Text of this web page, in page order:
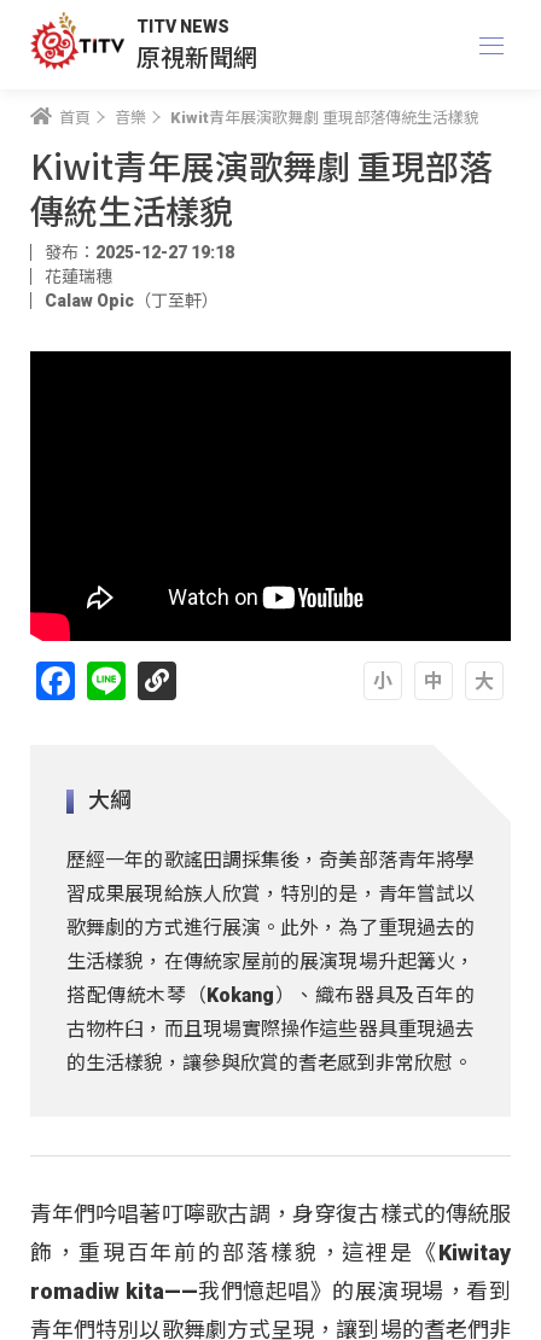
TITV NEWS
原視新聞網
首頁 音樂 Kiwit青年展演歌舞劇 重現部落傳統生活樣貌
Kiwit青年展演歌舞劇 重現部落
傳統生活樣貌
發布：2025-12-27 19:18
花蓮瑞穗
Calaw Opic（丁至軒）
Facebook
Line
大綱
歷經一年的歌謠田調採集後，奇美部落青年將學
習成果展現給族人欣賞，特別的是，青年嘗試以
歌舞劇的方式進行展演。此外，為了重現過去的
生活樣貌，在傳統家屋前的展演現場升起篝火，
搭配傳統木琴（Kokang）、織布器具及百年的
古物杵臼，而且現場實際操作這些器具重現過去
的生活樣貌，讓參與欣賞的耆老感到非常欣慰。
青年們吟唱著叮嚀歌古調，身穿復古樣式的傳統服
飾，重現百年前的部落樣貌，這裡是《Kiwitay
romadiw kita——我們憶起唱》的展演現場，看到
青年們特別以歌舞劇方式呈現，讓到場的耆老們非